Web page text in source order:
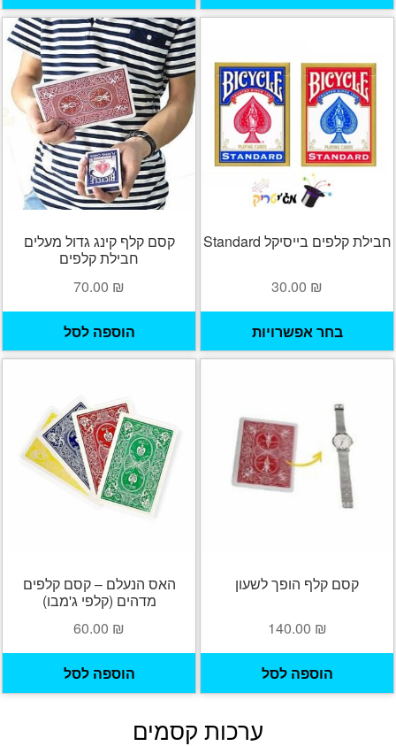
חבילת קלפים בייסיקל Standard
30.00 ₪
בחר אפשרויות
יש
לבחור
האפשרויות
קסם קלף קינג גדול מעלים
חבילת קלפים
70.00 ₪
הוספה לסל
קסם קלף הופך לשעון
140.00 ₪
הוספה לסל
האס הנעלם – קסם קלפים
מדהים (קלפי ג'מבו)
60.00 ₪
הוספה לסל
ערכות קסמים